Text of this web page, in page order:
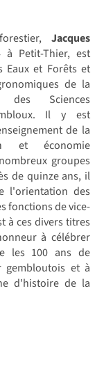
Jacques
Petit-Thier, est
Eaux et Forêts et
de la
des Sciences
Il y est
de la
et économie
groupes
de quinze ans, il
l'orientation des
fonctions de vice-
à ces divers titres
à célébrer
les 100 ans de
gembloutois et à
d'histoire de la